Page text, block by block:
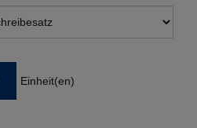
Einheit(en)